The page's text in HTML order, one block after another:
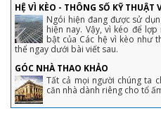
HỆ VÌ KÈO - THÔNG SỐ KỸ THUẬT
Ngói hiện đang được sử
hiện nay. Vậy, vì kéo để
bật của Các hệ vì kèo như
thể ngay dưới bài viết sau.
GÓC NHÀ THAO KHẢO
Tất cả mọi người chúng ta
căn nhà dành riêng cho tổ